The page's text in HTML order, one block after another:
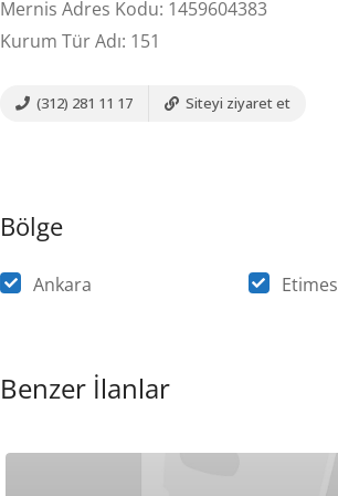
Mernis Adres Kodu: 1459604383
Kurum Tür Adı: 151
(312) 281 11 17 Siteyi ziyaret et
Bölge
Ankara
Benzer İlanlar